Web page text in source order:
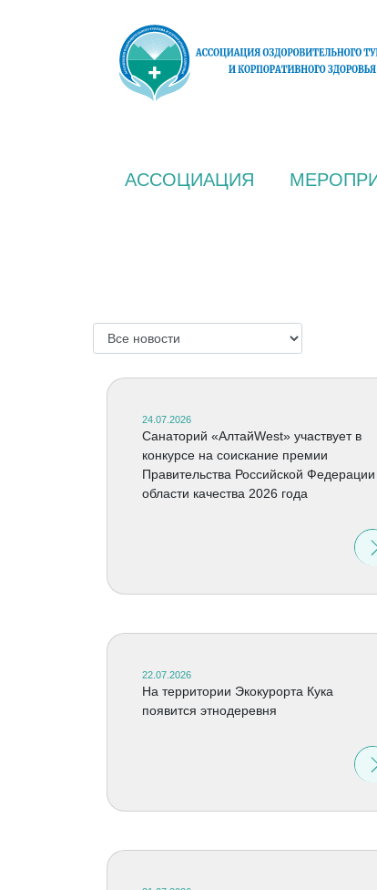
АССОЦИАЦИЯ
24.07.2026
Санаторий «АлтайWest» участвует в
конкурсе на соискание премии
Правительства Российской Федерации
области качества 2026 года
22.07.2026
На территории Экокурорта Кука
появится этнодеревня